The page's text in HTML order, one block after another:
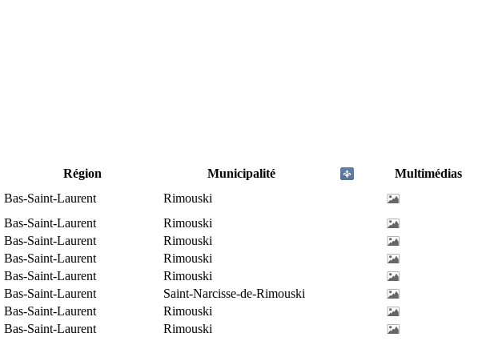
Région Municipalité
Multimédias
Bas-Saint-Laurent
Rimouski
Bas-Saint-Laurent
Rimouski
Bas-Saint-Laurent
Rimouski
Bas-Saint-Laurent
Rimouski
Bas-Saint-Laurent
Rimouski
Bas-Saint-Laurent
Saint-Narcisse-de-Rimouski
Bas-Saint-Laurent
Rimouski
Bas-Saint-Laurent
Rimouski